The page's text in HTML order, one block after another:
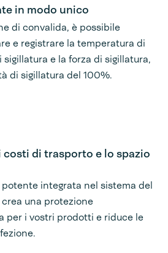
in modo unico
di convalida, è possibile
e registrare la temperatura di
e la forza di sigillatura,
di sigillatura del 100%.
costi di trasporto e lo spazio
integrata nel sistema del
una protezione
per i vostri prodotti e riduce le